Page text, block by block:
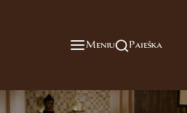
Meniu Paieška